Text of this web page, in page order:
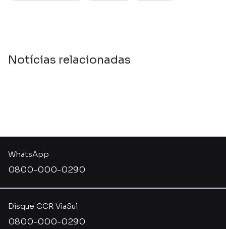
Notícias relacionadas
Disque CCR ViaSul
0800-000-0290
WhatsApp
0800-000-0290